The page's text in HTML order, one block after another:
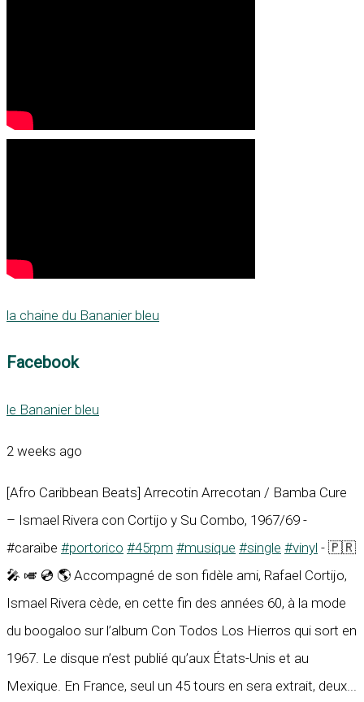
la chaine du Bananier bleu
Facebook
le Bananier bleu
2 weeks ago
[Afro Caribbean Beats] Arrecotin Arrecotan / Bamba Cure
– Ismael Rivera con Cortijo y Su Combo, 1967/69 -
#caraïbe #portorico #45rpm #musique #single #vinyl - 🇵🇷
🎤 🎺 💿 🌎 Accompagné de son fidèle ami, Rafael Cortijo,
Ismael Rivera cède, en cette fin des années 60, à la mode
du boogaloo sur l’album Con Todos Los Hierros qui sort en
1967. Le disque n’est publié qu’aux États-Unis et au
Mexique. En France, seul un 45 tours en sera extrait, deux...